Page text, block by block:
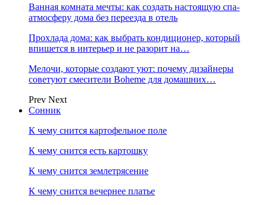
Ванная комната мечты: как создать настоящую спа-
атмосферу дома без переезда в отель
Прохлада дома: как выбрать кондиционер, который
впишется в интерьер и не разорит на…
Мелочи, которые создают уют: почему дизайнеры
советуют смесители Boheme для домашних…
Prev Next
Сонник
К чему снится картофельное поле
К чему снится есть картошку
К чему снится землетрясение
К чему снится вечернее платье